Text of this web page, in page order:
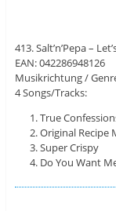
413. Salt’n’Pepa –
EAN: 042286948126
Musikrichtung /
4 Songs/Tracks:
True
Original Recipe
Super Crispy
Do You Want